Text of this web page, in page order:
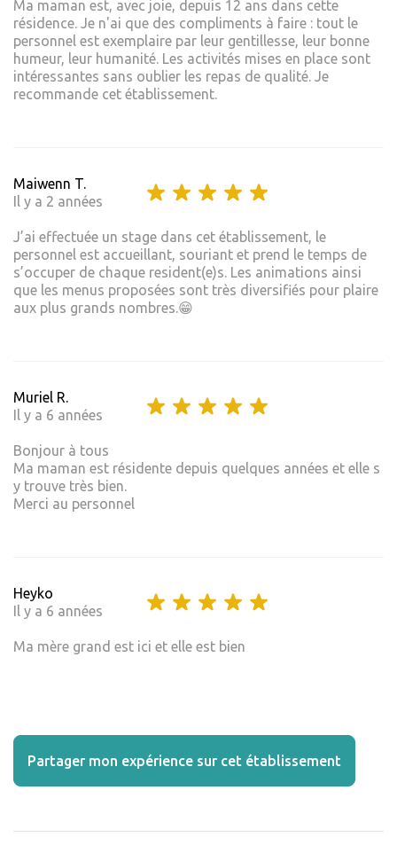
Ma maman est, avec joie, depuis 12 ans dans cette
résidence. Je n'ai que des compliments à faire : tout le
personnel est exemplaire par leur gentillesse, leur bonne
humeur, leur humanité. Les activités mises en place sont
intéressantes sans oublier les repas de qualité. Je
recommande cet établissement.
Maiwenn T.
Il y a 2 années
J’ai effectuée un stage dans cet établissement, le
personnel est accueillant, souriant et prend le temps de
s’occuper de chaque resident(e)s. Les animations ainsi
que les menus proposées sont très diversifiés pour plaire
aux plus grands nombres.😁
Muriel R.
Il y a 6 années
Bonjour à tous
Ma maman est résidente depuis quelques années et elle s
y trouve très bien.
Merci au personnel
Heyko
Il y a 6 années
Ma mère grand est ici et elle est bien
Partager mon expérience sur cet établissement